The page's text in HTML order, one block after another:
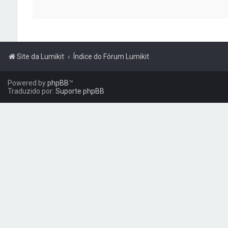
Site da Lumikit Índice do Fórum Lumikit
Powered byphpBB™
Traduzido por: Suporte phpBB